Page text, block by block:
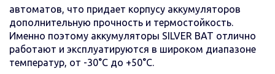
автоматов, что придает корпусу аккумуляторов
дополнительную прочность и термостойкость.
Именно поэтому аккумуляторы SILVER BAT отлично
работают и эксплуатируются в широком диапазоне
температур, от -30°С до +50°С.